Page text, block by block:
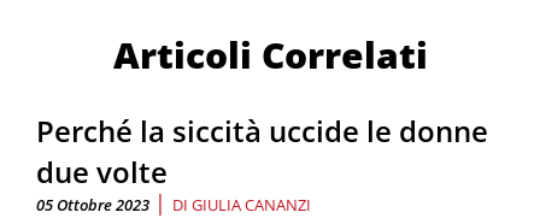
Articoli Correlati
Perché la siccità uccide le donne
due volte
05 Ottobre 2023 | DI GIULIA CANANZI